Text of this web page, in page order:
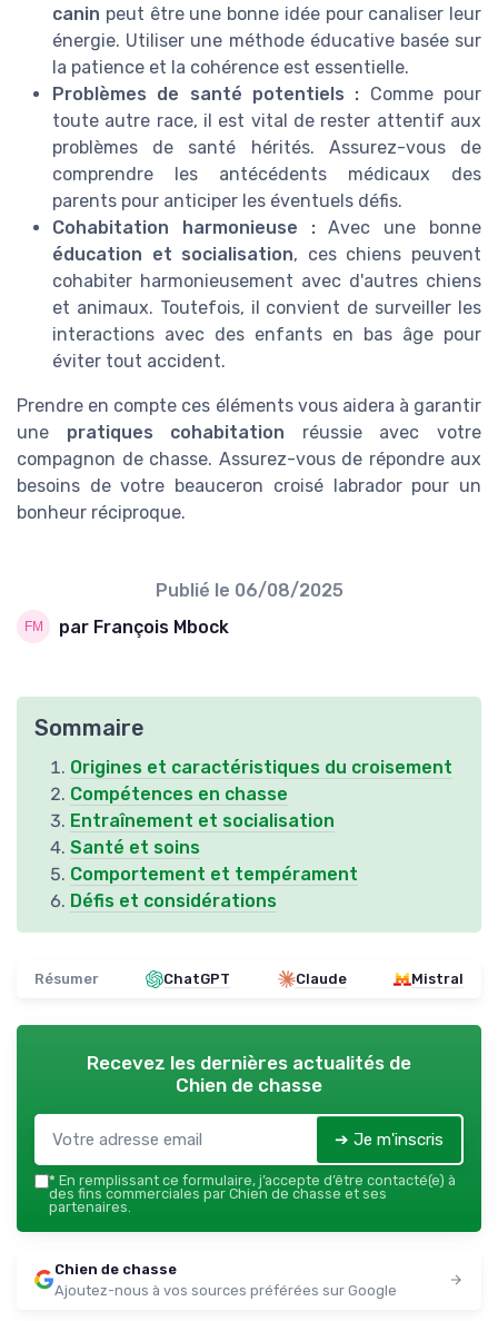
canin peut être une bonne idée pour canaliser leur
énergie. Utiliser une méthode éducative basée sur
la patience et la cohérence est essentielle.
Problèmes de santé potentiels : Comme pour
toute autre race, il est vital de rester attentif aux
problèmes de santé hérités. Assurez-vous de
comprendre les antécédents médicaux des
parents pour anticiper les éventuels défis.
Cohabitation harmonieuse :Avec une bonne
éducation et socialisation, ces chiens peuvent
cohabiter harmonieusement avec d'autres chiens
et animaux. Toutefois, il convient de surveiller les
interactions avec des enfants en bas âge pour
éviter tout accident.
Prendre en compte ces éléments vous aidera à garantir
une pratiques cohabitation réussie avec votre
compagnon de chasse. Assurez-vous de répondre aux
besoins de votre beauceron croisé labrador pour un
bonheur réciproque.
Publié le 06/08/2025
par François Mbock
Sommaire
Origines et caractéristiques du croisement
Compétences en chasse
Entraînement et socialisation
Santé et soins
Comportement et tempérament
Défis et considérations
Résumer ChatGPT Claude Mistral
Recevez les dernières actualités de
Chien de chasse
➔ Je m'inscris
* En remplissant ce formulaire, j’accepte d’être contacté(e) à
des fins commerciales par Chien de chasse et ses
partenaires.
Chien de chasse
Ajoutez-nous à vos sources préférées sur Google